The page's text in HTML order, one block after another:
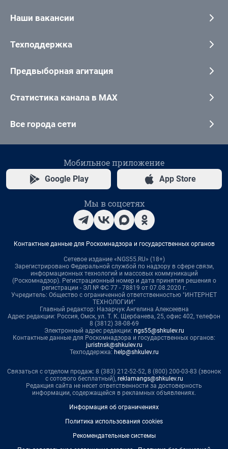
Наши вакансии
Техподдержка
Предвыборная агитация
Статистика канала в MAX
Все города сети
Мобильное приложение
Google Play App Store
Мы в соцсетях
Контактные данные для Роскомнадзора и государственных органов
Сетевое издание «NGS55.RU» (18+)
Зарегистрировано Федеральной службой по надзору в сфере связи,
информационных технологий и массовых коммуникаций
(Роскомнадзор). Регистрационный номер и дата принятия решения о
регистрации - ЭЛ № ФС 77 - 78819 от 07.08.2020 г.
Учредитель: Общество с ограниченной ответственностью "ИНТЕРНЕТ
ТЕХНОЛОГИИ"
Главный редактор: Назарчук Ангелина Алексеевна
Адрес редакции: Россия, Омск, ул. Т. К. Щербанева, 25, офис 402, телефон
8 (3812) 38-08-69
Электронный адрес редакции: ngs55@shkulev.ru
Контактные данные для Роскомнадзора и государственных органов:
juristnsk@shkulev.ru
Техподдержка: help@shkulev.ru
Связаться с отделом продаж: 8 (383) 212-52-52, 8 (800) 200-03-83 (звонок
с сотового бесплатный), reklamangs@shkulev.ru
Редакция сайта не несет ответственности за достоверность
информации, содержащейся в рекламных объявлениях.
Информация об ограничениях
Политика использования cookies
Рекомендательные системы